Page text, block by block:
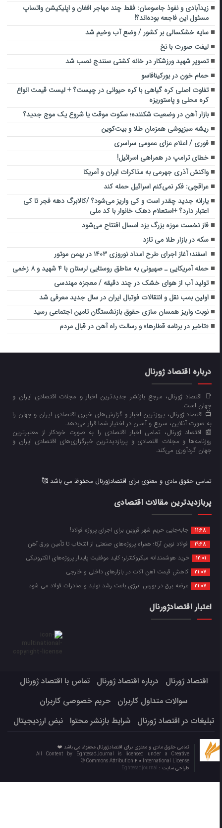
زیدآبادی و نفوذ جاسوسان: فقط چند مهاجر افغان و اپلیکیشن واتساپ
مسئول این فاجعه بوده‌اند؟!
سایه خشکسالی بر کشور / وضع آب وخیم شد
لیفت صورت با نخ
تصویر شهید ورزشکار در خانه کشتی سنندج نصب شد
حمام خون در بورکینافاسو
تفاوت اصلی کره گیاهی با کره حیوانی در چیست؟ + لیست قیمت انواع
کره محلی و پاستوریزه
بازار آهن در وضعیت شکننده؛ سکوت موقت یا شروع یک موج جدید؟
ریشه سبزپوشی همزمان طلا و بیت‌کوین
فوری / اعلام عزای عمومی سراسری
خطای ترامپ در همراهی اسرائیل!
واکنش آذری جهرمی به مذاکرات ایران و آمریکا
عراقچی: فکر نمی‌کنم اسرائیل حمله کند
یارانه جدید چقدر است و کی واریز می‌شود؟ /کالابرگ دهه فجر تا کی
اعتبار دارد؟ +استعلام دهک خانوار با کد ملی
فاز نخست موزه بزرگ یزد امسال افتتاح می‌شود
سکه در بازار طلا می تازد
اسفند؛ آغاز اجرای طرح امداد نوروزی ۱۴۰۳ در بهمن موتور
حمله آمریکایی ـ صهیونی به مناطق روستایی لرستان با ۴ شهید و ۸ زخمی
تولید آب از هوای خشک در چند دقیقه / معجزه مهندسی
اولین بمب نقل و انتقالات فوتبال ایران در سال جدید معرفی شد
نوبت واریز همسان سازی حقوق بازنشستگان تامین اجتماعی رسید
«تاخیر در برنامه قطارها» و رسالت راه آهن در قبال مردم
درباره اقتصاد ژورنال
📑 اقتصاد ژورنال، مرجع بازنشر جدیدترین اخبار و مجلات اقتصادی ایران و
جهان است.
📺 اقتصاد ژورنال، بروزترین اخبار و گزارش‌های خبری اقتصادی ایران و جهان را
به صورت آنلاین، سریع و آسان در اختیار شما قرار می‌‌دهد.
📰 اقتصاد ژورنال، تمامی اخبار اقتصادی را به صورت خودکار از معتبرترین
روزنامه‌ها و مجلات اقتصادی و پربازدیدترین خبرگزاری‌های اقتصادی ایران و
جهان گردآوری می‌کند.
تمامی حقوق مادی و معنوی برای اقتصادژورنال محفوظ می باشد 🥰
پربازدیدترین مقالات اقتصادی
11:28 جابه‌جایی حریم شهر قزوین برای اجرای پروژه فولاد!
19:28 فولاد نوین آرکا؛ همراه پروژه‌های صنعتی از انتخاب تا تأمین ورق آهن
12:01 خرید هوشمندانه میکروکنترلر؛ کلید موفقیت پایدار پروژه‌های الکترونیکی
21:07 کاهش قیمت آهن آلات در بازارهای داخلی و خارجی
21:07 عرضه برق در بورس انرژی باعث رشد تولید و صادرات فولاد می شود
اعتبار اقتصادژورنال
اقتصاد ژورنال درباره اقتصاد ژورنال
تماس با اقتصاد ژورنال
سوالات متداول کاربران
حریم خصوصی کاربران
تبلیغات در اقتصاد ژورنال
شرایط بازنشر محتوا نبض ارزدیجیتال
تمامی حقوق مادی و معنوی برای اقتصادژورنال محفوظ می باشد ❤️
All Content by EghtesadJournal is licensed under a Creative
Commons Attribution 4.0 International License ©️
طراحی سایت :